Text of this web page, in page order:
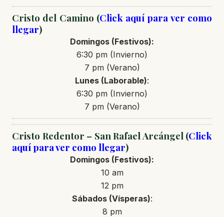
Cristo del Camino (Click aquí para ver como
llegar)
Domingos (Festivos):
6:30 pm (Invierno)
7 pm (Verano)
Lunes (Laborable):
6:30 pm (Invierno)
7 pm (Verano)
Cristo Redentor – San Rafael Arcángel (Click
aquí para ver como llegar)
Domingos (Festivos):
10 am
12 pm
Sábados (Vísperas):
8 pm